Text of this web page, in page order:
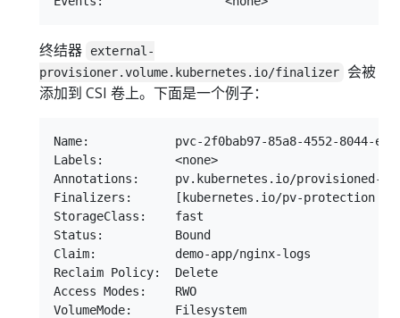
终结器
external-
provisioner.volume.kubernetes.io/finalizer
会被
添加到 CSI 卷上。下面是一个例子：
Name:            pvc-2f0bab97-85a8-4552-8044-
Labels:          <none>
Annotations:     pv.kubernetes.io/provisioned-by:
Finalizers:      [kubernetes.io/pv-protection
StorageClass:    fast
Status:          Bound
Claim:           demo-app/nginx-logs
Reclaim Policy:  Delete
Access Modes:    RWO
VolumeMode:      Filesystem